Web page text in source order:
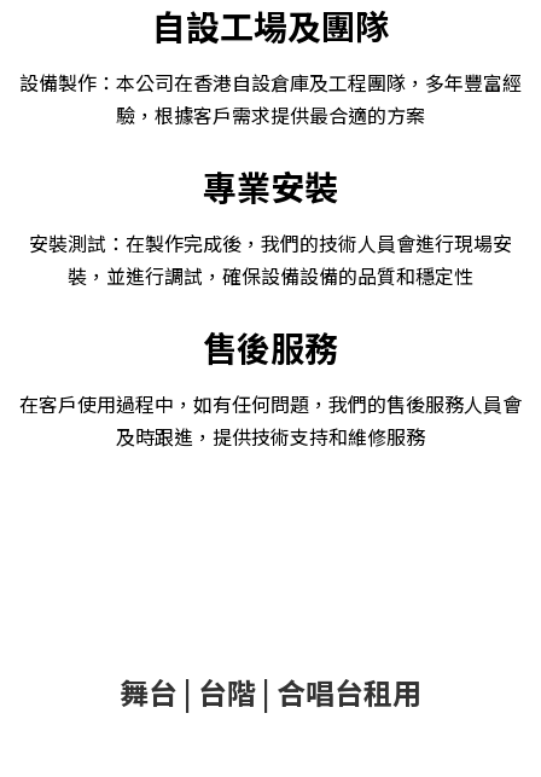
自設工場及團隊
設備製作：本公司在香港自設倉庫及工程團隊，多年豐富經
驗 ， 根據客戶需求提供最合適的方案
專業安裝
安裝測試：在製作完成後，我們的技術人員會進行現場安
裝，並進行調試，確保設備設備的品質和穩定性
售後服務
在客戶使用過程中，如有任何問題，我們的售後服務人員會
及時跟進，提供技術支持和維修服務
舞台 | 台階 | 合唱台租用